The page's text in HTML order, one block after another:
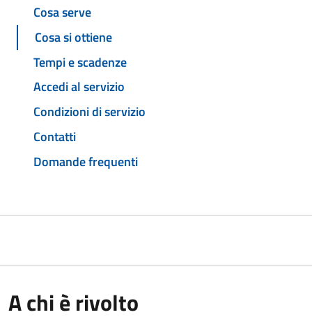
Cosa serve
Cosa si ottiene
Tempi e scadenze
Accedi al servizio
Condizioni di servizio
Contatti
Domande frequenti
A chi è rivolto